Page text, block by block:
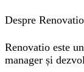
Despre Renovatio
Renovatio este
manager și